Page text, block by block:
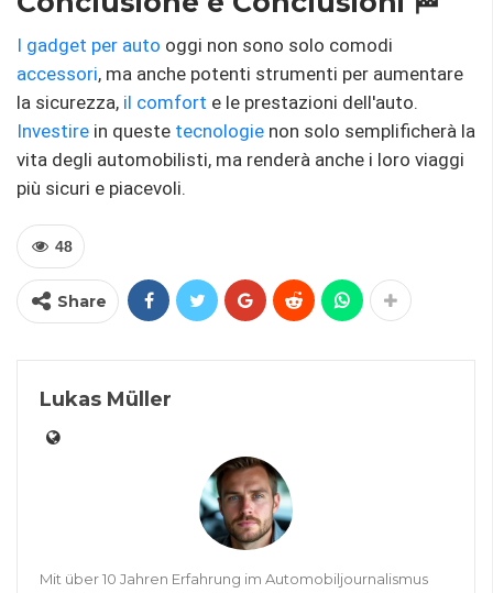
I gadget per auto oggi non sono solo comodi
accessori, ma anche potenti strumenti per aumentare
la sicurezza, il comfort e le prestazioni dell'auto.
Investire in queste tecnologie non solo semplificherà la
vita degli automobilisti, ma renderà anche i loro viaggi
più sicuri e piacevoli.
48
Share
Lukas Müller
Mit über 10 Jahren Erfahrung im Automobiljournalismus